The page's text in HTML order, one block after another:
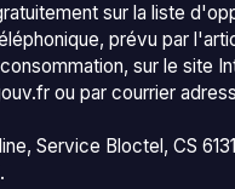
sur la liste
prévu par
sur le site
ou par courrier
Service Bloctel, CS